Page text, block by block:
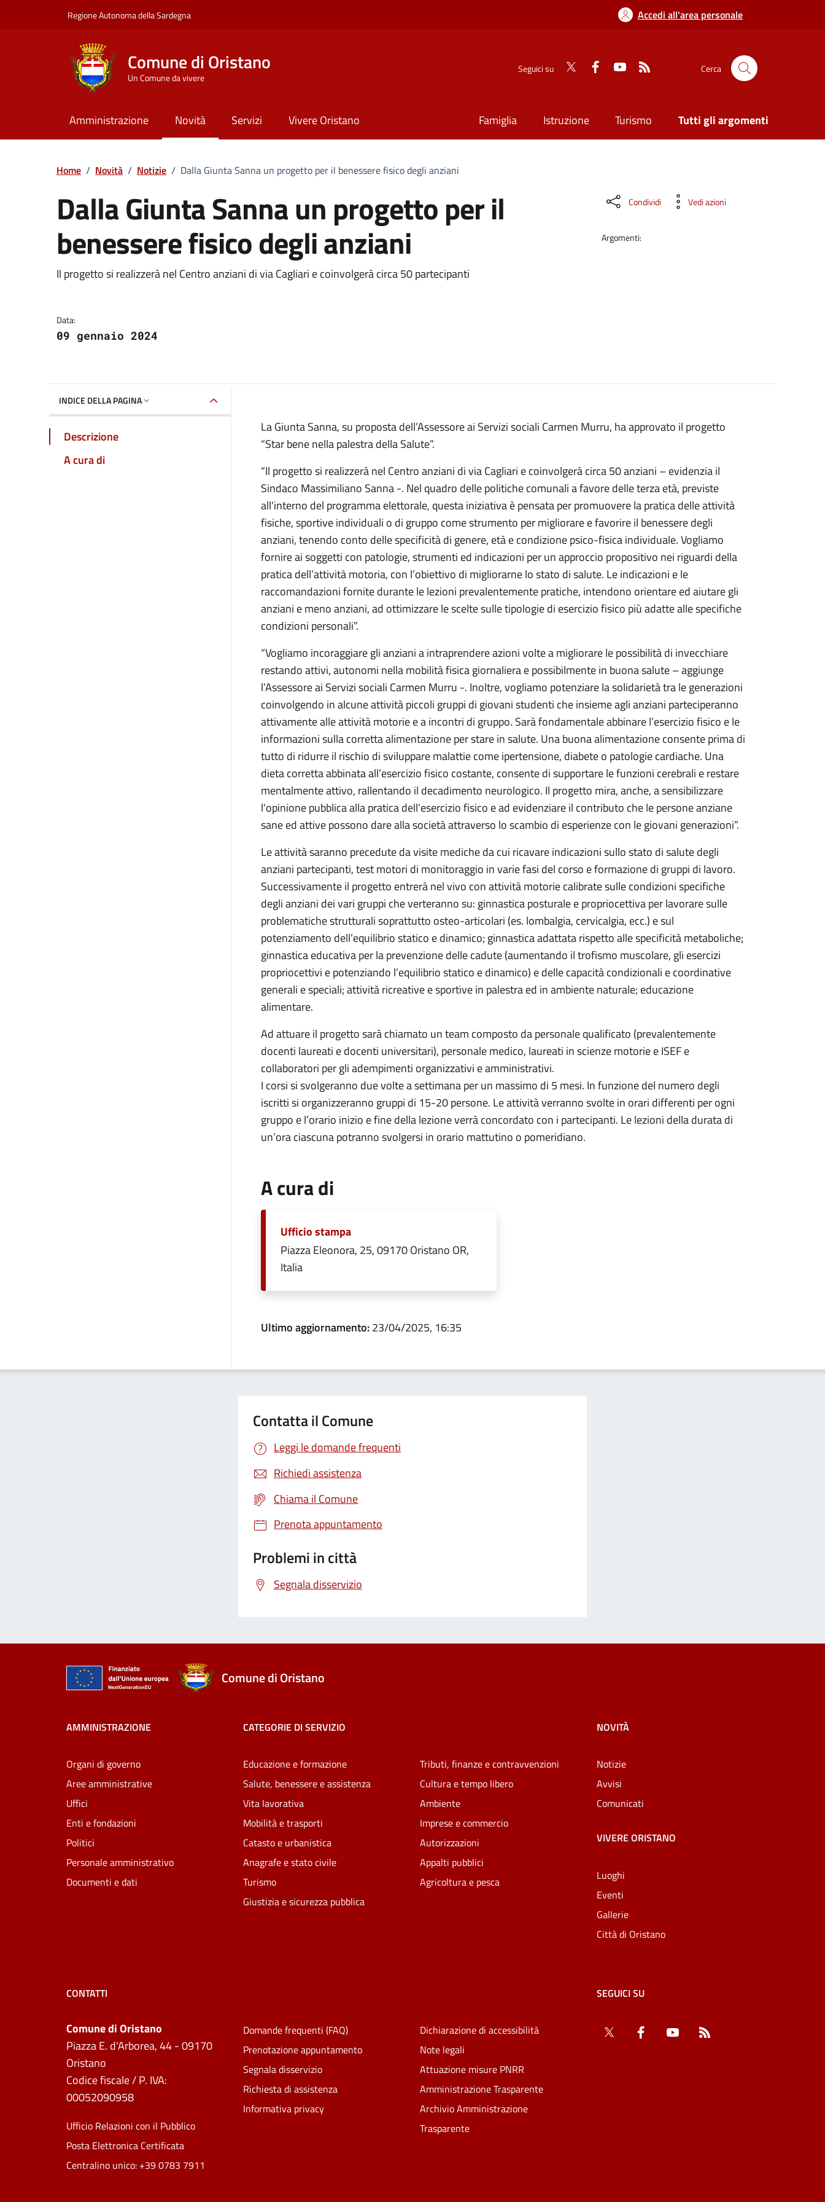
Regione Autonoma della Sardegna Accedi all'area personale
Comune di Oristano
Un Comune da vivere
Seguici su Cerca
Amministrazione Novità Servizi Vivere Oristano Famiglia Istruzione Turismo Tutti gli argomenti
Home / Novità / Notizie / Dalla Giunta Sanna un progetto per il benessere fisico degli anziani
Dalla Giunta Sanna un progetto per il
benessere fisico degli anziani
Dettagli della notizia
Il progetto si realizzerà nel Centro anziani di via Cagliari e coinvolgerà circa 50 partecipanti
Data:
09 gennaio 2024
Condividi Vedi azioni
Argomenti:
INDICE DELLA PAGINA
Descrizione
A cura di
La Giunta Sanna, su proposta dell’Assessore ai Servizi sociali Carmen Murru, ha approvato il progetto
“Star bene nella palestra della Salute”.
“Il progetto si realizzerà nel Centro anziani di via Cagliari e coinvolgerà circa 50 anziani – evidenzia il
Sindaco Massimiliano Sanna -. Nel quadro delle politiche comunali a favore delle terza età, previste
all'interno del programma elettorale, questa iniziativa è pensata per promuovere la pratica delle attività
fisiche, sportive individuali o di gruppo come strumento per migliorare e favorire il benessere degli
anziani, tenendo conto delle specificità di genere, età e condizione psico-fisica individuale. Vogliamo
fornire ai soggetti con patologie, strumenti ed indicazioni per un approccio propositivo nei riguardi della
pratica dell’attività motoria, con l’obiettivo di migliorarne lo stato di salute. Le indicazioni e le
raccomandazioni fornite durante le lezioni prevalentemente pratiche, intendono orientare ed aiutare gli
anziani e meno anziani, ad ottimizzare le scelte sulle tipologie di esercizio fisico più adatte alle specifiche
condizioni personali”.
“Vogliamo incoraggiare gli anziani a intraprendere azioni volte a migliorare le possibilità di invecchiare
restando attivi, autonomi nella mobilità fisica giornaliera e possibilmente in buona salute – aggiunge
l’Assessore ai Servizi sociali Carmen Murru -. Inoltre, vogliamo potenziare la solidarietà tra le generazioni
coinvolgendo in alcune attività piccoli gruppi di giovani studenti che insieme agli anziani parteciperanno
attivamente alle attività motorie e a incontri di gruppo. Sarà fondamentale abbinare l’esercizio fisico e le
informazioni sulla corretta alimentazione per stare in salute. Una buona alimentazione consente prima di
tutto di ridurre il rischio di sviluppare malattie come ipertensione, diabete o patologie cardiache. Una
dieta corretta abbinata all’esercizio fisico costante, consente di supportare le funzioni cerebrali e restare
mentalmente attivo, rallentando il decadimento neurologico. Il progetto mira, anche, a sensibilizzare
l'opinione pubblica alla pratica dell’esercizio fisico e ad evidenziare il contributo che le persone anziane
sane ed attive possono dare alla società attraverso lo scambio di esperienze con le giovani generazioni”.
Le attività saranno precedute da visite mediche da cui ricavare indicazioni sullo stato di salute degli
anziani partecipanti, test motori di monitoraggio in varie fasi del corso e formazione di gruppi di lavoro.
Successivamente il progetto entrerà nel vivo con attività motorie calibrate sulle condizioni specifiche
degli anziani dei vari gruppi che verteranno su: ginnastica posturale e propriocettiva per lavorare sulle
problematiche strutturali soprattutto osteo-articolari (es. lombalgia, cervicalgia, ecc.) e sul
potenziamento dell’equilibrio statico e dinamico; ginnastica adattata rispetto alle specificità metaboliche;
ginnastica educativa per la prevenzione delle cadute (aumentando il trofismo muscolare, gli esercizi
propriocettivi e potenziando l’equilibrio statico e dinamico) e delle capacità condizionali e coordinative
generali e speciali; attività ricreative e sportive in palestra ed in ambiente naturale; educazione
alimentare.
Ad attuare il progetto sarà chiamato un team composto da personale qualificato (prevalentemente
docenti laureati e docenti universitari), personale medico, laureati in scienze motorie e ISEF e
collaboratori per gli adempimenti organizzativi e amministrativi.
I corsi si svolgeranno due volte a settimana per un massimo di 5 mesi. In funzione del numero degli
iscritti si organizzeranno gruppi di 15-20 persone. Le attività verranno svolte in orari differenti per ogni
gruppo e l’orario inizio e fine della lezione verrà concordato con i partecipanti. Le lezioni della durata di
un’ora ciascuna potranno svolgersi in orario mattutino o pomeridiano.
A cura di
Ufficio stampa
Piazza Eleonora, 25, 09170 Oristano OR,
Italia
Ultimo aggiornamento:23/04/2025, 16:35
Contatta il Comune
Leggi le domande frequenti
Richiedi assistenza
Chiama il Comune
Prenota appuntamento
Problemi in città
Segnala disservizio
Comune di Oristano
AMMINISTRAZIONE
Organi di governo
Aree amministrative
Uffici
Enti e fondazioni
Politici
Personale amministrativo
Documenti e dati
CATEGORIE DI SERVIZIO
Educazione e formazione
Salute, benessere e assistenza
Vita lavorativa
Mobilità e trasporti
Catasto e urbanistica
Anagrafe e stato civile
Turismo
Giustizia e sicurezza pubblica
Tributi, finanze e contravvenzioni
Cultura e tempo libero
Ambiente
Imprese e commercio
Autorizzazioni
Appalti pubblici
Agricoltura e pesca
NOVITÀ
Notizie
Avvisi
Comunicati
VIVERE ORISTANO
Luoghi
Eventi
Gallerie
Città di Oristano
CONTATTI
Comune di Oristano
Piazza E. d'Arborea, 44 - 09170
Oristano
Codice fiscale / P. IVA:
00052090958
Ufficio Relazioni con il Pubblico
Posta Elettronica Certificata
Centralino unico: +39 0783 7911
Domande frequenti (FAQ)
Prenotazione appuntamento
Segnala disservizio
Richiesta di assistenza
Informativa privacy
Dichiarazione di accessibilità
Note legali
Attuazione misure PNRR
Amministrazione Trasparente
Archivio Amministrazione
Trasparente
SEGUICI SU
Twitter Facebook YouTube